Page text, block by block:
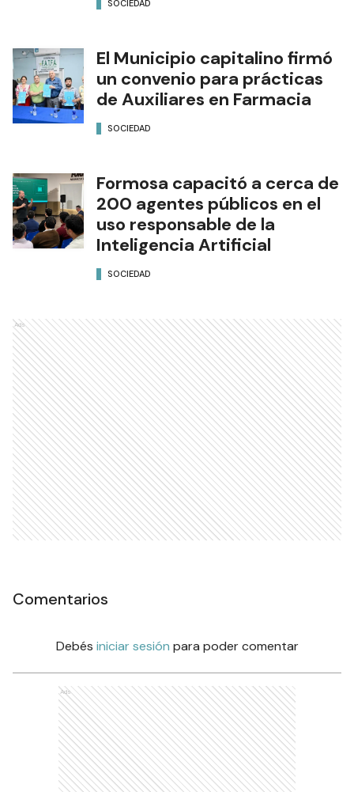
SOCIEDAD
El Municipio capitalino firmó
un convenio para prácticas
de Auxiliares en Farmacia
SOCIEDAD
Formosa capacitó a cerca de
200 agentes públicos en el
uso responsable de la
Inteligencia Artificial
SOCIEDAD
Ads
Comentarios
Debés iniciar sesión para poder comentar
Ads